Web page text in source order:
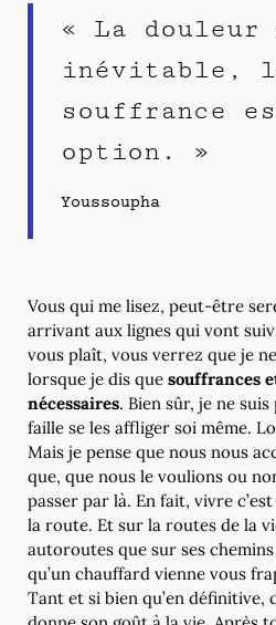
« La douleur
inévitable,
souffrance
option. »
Youssoupha
Vous qui me lisez, peut-être
arrivant aux lignes qui vont
vous plaît, vous verrez que je
lorsque je dis que souffrances
nécessaires. Bien sûr, je ne
faille se les affliger soi même.
Mais je pense que nous nous
que, que nous le voulions ou
passer par là. En fait, vivre
la route. Et sur la routes de la
autoroutes que sur ses
qu’un chauffard vienne vous
Tant et si bien qu’en définitive,